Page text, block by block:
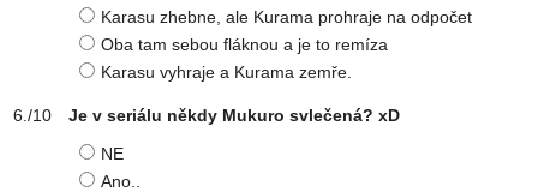
Karasu zhebne, ale Kurama prohraje na odpočet
Oba tam sebou fláknou a je to remíza
Karasu vyhraje a Kurama zemře.
Je v seriálu někdy Mukuro svlečená? xD
NE
Ano..